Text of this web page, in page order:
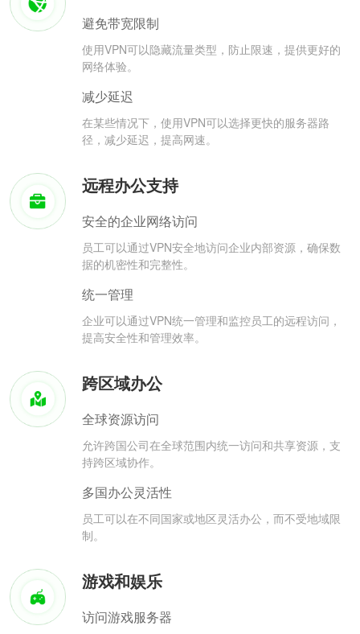
避免带宽限制
使用VPN可以隐藏流量类型，防止限速，提供更好的
网络体验。
减少延迟
在某些情况下，使用VPN可以选择更快的服务器路
径，减少延迟，提高网速。
远程办公支持
安全的企业网络访问
员工可以通过VPN安全地访问企业内部资源，确保数
据的机密性和完整性。
统一管理
企业可以通过VPN统一管理和监控员工的远程访问，
提高安全性和管理效率。
跨区域办公
全球资源访问
允许跨国公司在全球范围内统一访问和共享资源，支
持跨区域协作。
多国办公灵活性
员工可以在不同国家或地区灵活办公，而不受地域限
制。
游戏和娱乐
访问游戏服务器